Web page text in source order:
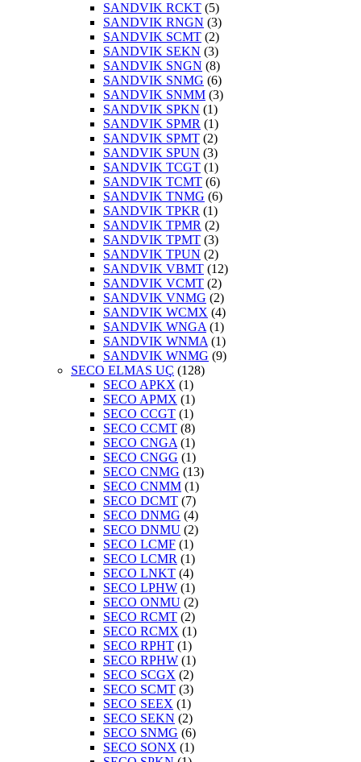
SANDVIK RCKT (5)
SANDVIK RNGN (3)
SANDVIK SCMT (2)
SANDVIK SEKN (3)
SANDVIK SNGN (8)
SANDVIK SNMG (6)
SANDVIK SNMM (3)
SANDVIK SPKN (1)
SANDVIK SPMR (1)
SANDVIK SPMT (2)
SANDVIK SPUN (3)
SANDVIK TCGT (1)
SANDVIK TCMT (6)
SANDVIK TNMG (6)
SANDVIK TPKR (1)
SANDVIK TPMR (2)
SANDVIK TPMT (3)
SANDVIK TPUN (2)
SANDVIK VBMT (12)
SANDVIK VCMT (2)
SANDVIK VNMG (2)
SANDVIK WCMX (4)
SANDVIK WNGA (1)
SANDVIK WNMA (1)
SANDVIK WNMG (9)
SECO ELMAS UÇ (128)
SECO APKX (1)
SECO APMX (1)
SECO CCGT (1)
SECO CCMT (8)
SECO CNGA (1)
SECO CNGG (1)
SECO CNMG (13)
SECO CNMM (1)
SECO DCMT (7)
SECO DNMG (4)
SECO DNMU (2)
SECO LCMF (1)
SECO LCMR (1)
SECO LNKT (4)
SECO LPHW (1)
SECO ONMU (2)
SECO RCMT (2)
SECO RCMX (1)
SECO RPHT (1)
SECO RPHW (1)
SECO SCGX (2)
SECO SCMT (3)
SECO SEEX (1)
SECO SEKN (2)
SECO SNMG (6)
SECO SONX (1)